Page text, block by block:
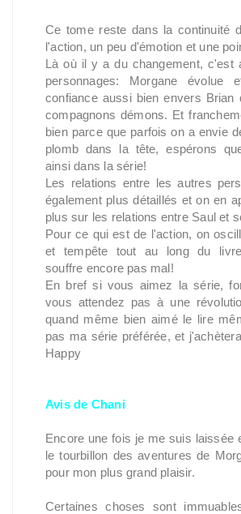
Ce tome reste dans la continuité
l'action, un peu d'émotion et une
Là où il y a du changement, c'est
personnages: Morgane évolue
confiance aussi bien envers Brian
compagnons démons. Et
bien parce que parfois on a envie
plomb dans la tête, espérons
ainsi dans la série!
Les relations entre les autres
également plus détaillés et on en
plus sur les relations entre Saul et
Pour ce qui est de l'action, on
et tempête tout au long du
souffre encore pas mal!
En bref si vous aimez la série,
vous attendez pas à une
quand même bien aimé le lire
pas ma série préférée, et
Happy
Avis de Chani
Encore une fois je me suis laissée
le tourbillon des aventures de
pour mon plus grand plaisir.
Certaines choses sont